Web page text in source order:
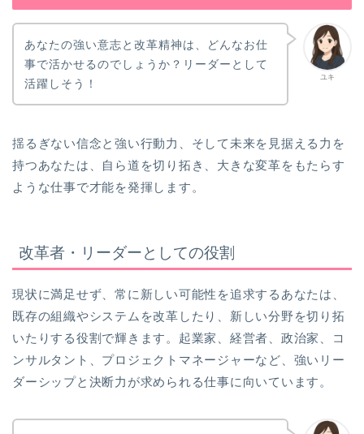
ユキ
あなたの強い意志と改革精神は、どんなお仕
事で活かせるのでしょうか？リーダーとして
活躍しそう！
揺るぎない信念と強い行動力、そして未来を見据える力を
持つあなたは、自ら道を切り拓き、大きな変革をもたらす
ような仕事で才能を発揮します。
改革者・リーダーとしての役割
現状に満足せず、常に新しい可能性を追求するあなたは、
既存の組織やシステムを改革したり、新しい分野を切り拓
いたりする役割で輝きます。起業家、経営者、政治家、コ
ンサルタント、プロジェクトマネージャーなど、強いリー
ダーシップと決断力が求められる仕事に向いています。